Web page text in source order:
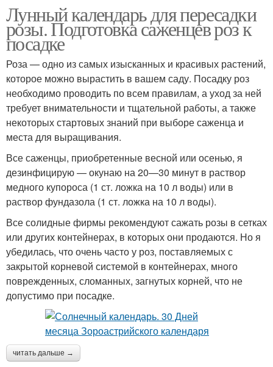
Лунный календарь для пересадки
розы. Подготовка саженцев роз к
посадке
Роза — одно из самых изысканных и красивых растений,
которое можно вырастить в вашем саду. Посадку роз
необходимо проводить по всем правилам, а уход за ней
требует внимательности и тщательной работы, а также
некоторых стартовых знаний при выборе саженца и
места для выращивания.
Все саженцы, приобретенные весной или осенью, я
дезинфицирую — окунаю на 20—30 минут в раствор
медного купороса (1 ст. ложка на 10 л воды) или в
раствор фундазола (1 ст. ложка на 10 л воды).
Все солидные фирмы рекомендуют сажать розы в сетках
или других контейнерах, в которых они продаются. Но я
убедилась, что очень часто у роз, поставляемых с
закрытой корневой системой в контейнерах, много
поврежденных, сломанных, загнутых корней, что не
допустимо при посадке.
читать дальше →